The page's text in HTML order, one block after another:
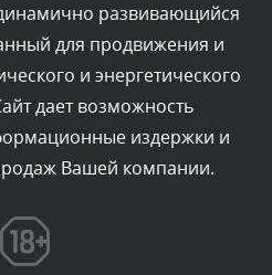
виден после проверки
Сегодня, в 00:04
виден после проверки
развивающийся
для продвижения и
и энергетического
дает возможность
издержки и
Вашей компании.